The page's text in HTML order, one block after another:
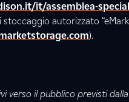
it/assemblea-
stoccaggio autorizzato
).
verso il pubblico previsti